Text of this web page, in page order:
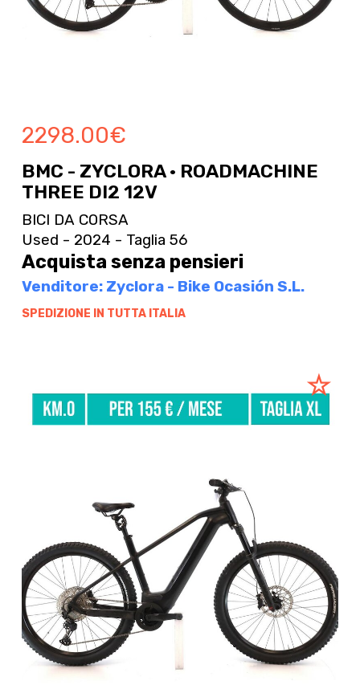
2298.00€
BMC - ZYCLORA · ROADMACHINE
THREE DI2 12V
BICI DA CORSA
Used - 2024 - Taglia 56
Acquista senza pensieri
Venditore: Zyclora - Bike Ocasión S.L.
SPEDIZIONE IN TUTTA ITALIA